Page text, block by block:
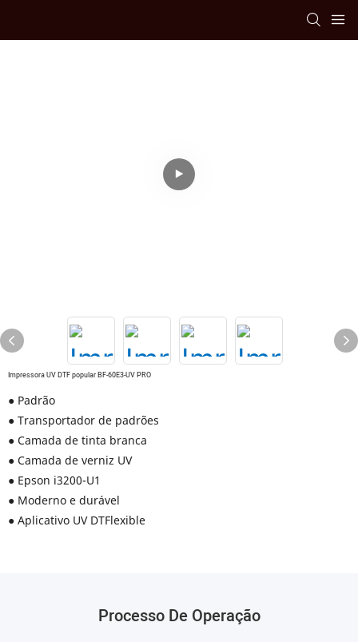
Impressora UV DTF popular BF-60E3-UV PRO
● Padrão
● Transportador de padrões
● Camada de tinta branca
● Camada de verniz UV
● Epson i3200-U1
● Moderno e durável
● Aplicativo UV DTFlexible
Processo De Operação